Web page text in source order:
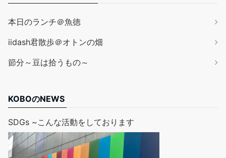
本日のランチ＠魚徳
iidash君散歩＠オトンの畑
節分～豆は拾うもの～
KOBOのNEWS
SDGs ~こんな活動をしております